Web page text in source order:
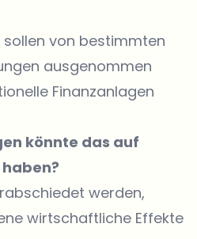
von bestimmten
ausgenommen
Finanzanlagen
könnte das auf
werden,
wirtschaftliche Effekte